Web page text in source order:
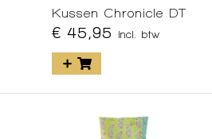
Kussen Chronicle DT
€ 45,95 incl. btw